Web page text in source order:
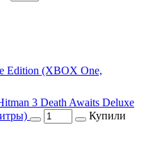
Edition (XBOX One,
3 Death Awaits Deluxe
Купили